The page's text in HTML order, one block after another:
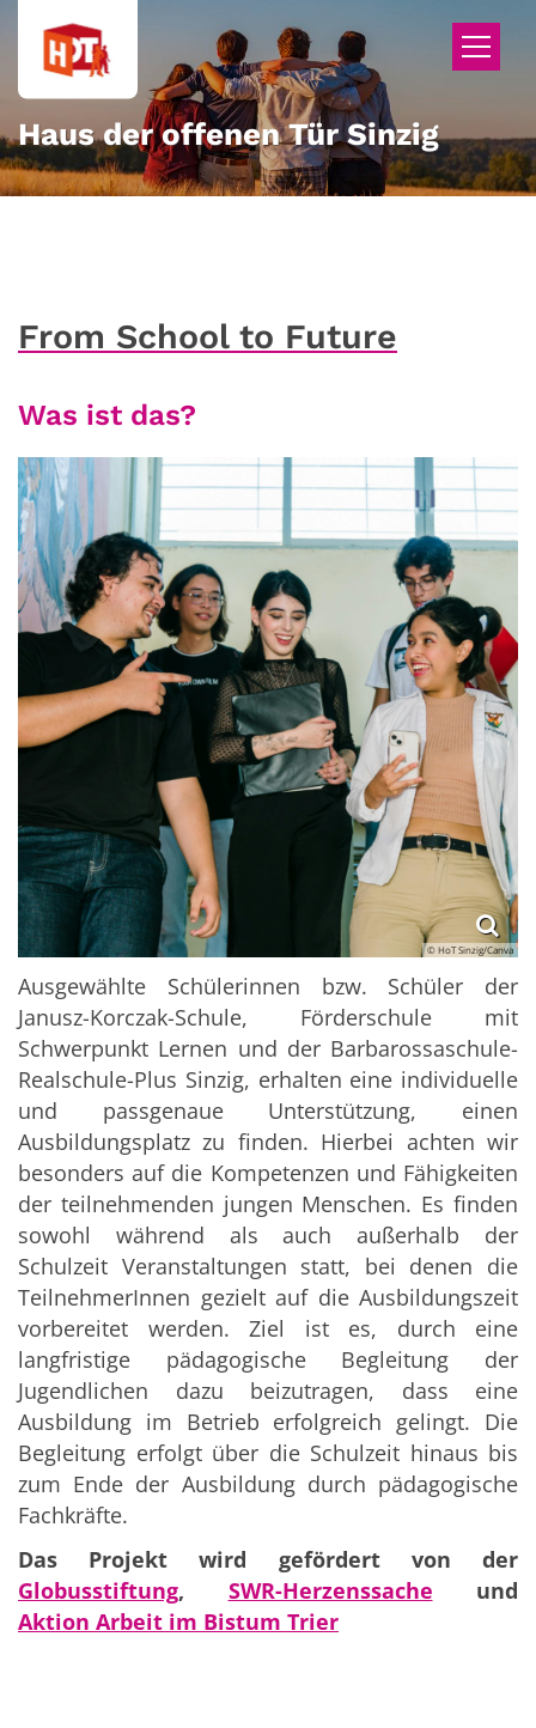
Haus der offenen Tür Sinzig
From School to Future
Was ist das?
© HoT Sinzig/Canva
Ausgewählte Schülerinnen bzw. Schüler der
Janusz-Korczak-Schule, Förderschule mit
Schwerpunkt Lernen und der Barbarossaschule-
Realschule-Plus Sinzig, erhalten eine individuelle
und passgenaue Unterstützung, einen
Ausbildungsplatz zu finden. Hierbei achten wir
besonders auf die Kompetenzen und Fähigkeiten
der teilnehmenden jungen Menschen. Es finden
sowohl während als auch außerhalb der
Schulzeit Veranstaltungen statt, bei denen die
TeilnehmerInnen gezielt auf die Ausbildungszeit
vorbereitet werden. Ziel ist es, durch eine
langfristige pädagogische Begleitung der
Jugendlichen dazu beizutragen, dass eine
Ausbildung im Betrieb erfolgreich gelingt. Die
Begleitung erfolgt über die Schulzeit hinaus bis
zum Ende der Ausbildung durch pädagogische
Fachkräfte.
Das Projekt wird gefördert von der
Globusstiftung, SWR-Herzenssache und
Aktion Arbeit im Bistum Trier